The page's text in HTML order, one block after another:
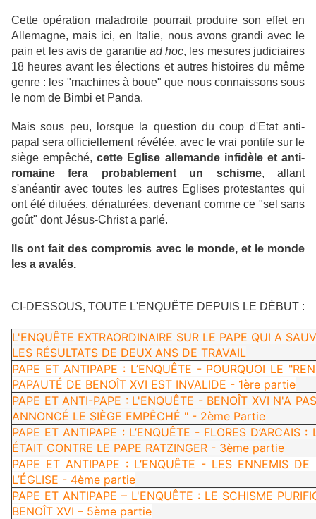
Cette opération maladroite pourrait produire son effet en
Allemagne, mais ici, en Italie, nous avons grandi avec le
pain et les avis de garantie ad hoc, les mesures judiciaires
18 heures avant les élections et autres histoires du même
genre : les "machines à boue" que nous connaissons sous
le nom de Bimbi et Panda.
Mais sous peu, lorsque la question du coup d'Etat anti-
papal sera officiellement révélée, avec le vrai pontife sur le
siège empêché,cette Eglise allemande infidèle et anti-
romaine fera probablement un schisme, allant
s'anéantir avec toutes les autres Eglises protestantes qui
ont été diluées, dénaturées, devenant comme ce "sel sans
goût" dont Jésus-Christ a parlé.
Ils ont fait des compromis avec le monde, et le monde
les a avalés.
CI-DESSOUS, TOUTE L'ENQUÊTE DEPUIS LE DÉBUT :
L'ENQUÊTE EXTRAORDINAIRE SUR LE PAPE QUI A
LES RÉSULTATS DE DEUX ANS DE TRAVAIL
PAPE ET ANTIPAPE : L’ENQUÊTE - POURQUOI LE
PAPAUTÉ DE BENOÎT XVI EST INVALIDE - 1ère partie
PAPE ET ANTI-PAPE : L'ENQUÊTE - BENOÎT XVI N'A
ANNONCÉ LE SIÈGE EMPÊCHÉ " - 2ème Partie
PAPE ET ANTIPAPE : L’ENQUÊTE - FLORES D’ARCAIS
ÉTAIT CONTRE LE PAPE RATZINGER - 3ème partie
PAPE ET ANTIPAPE : L’ENQUÊTE - LES ENNEMIS
L’ÉGLISE - 4ème partie
PAPE ET ANTIPAPE – L'ENQUÊTE : LE SCHISME
BENOÎT XVI – 5ème partie